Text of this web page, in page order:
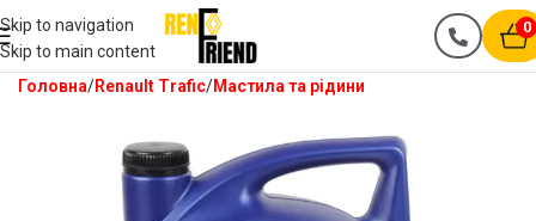
Skip to navigation
Skip to main content
0
Головна Renault Trafic Мастила та рідини